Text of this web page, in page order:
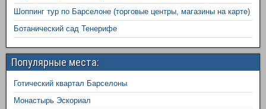
Шоппинг тур по Барселоне (торговые центры, магазины на карте)
Ботанический сад Тенерифе
Популярные места:
Готический квартал Барселоны
Монастырь Эскориал